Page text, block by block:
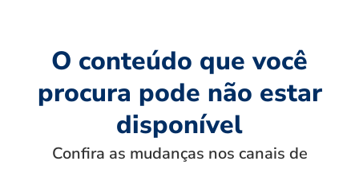
O conteúdo que você
procura pode não estar
disponível
Confira as mudanças nos canais de